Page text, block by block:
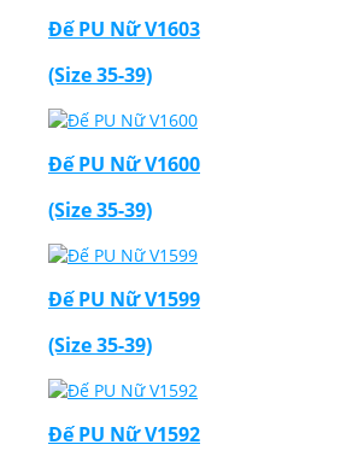
Đế PU Nữ V1603
(Size 35-39)
Đế PU Nữ V1600
(Size 35-39)
Đế PU Nữ V1599
(Size 35-39)
Đế PU Nữ V1592